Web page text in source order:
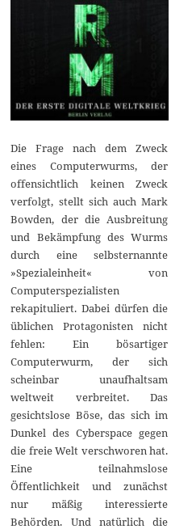
Die Frage nach dem Zweck
eines Computerwurms, der
offensichtlich keinen Zweck
verfolgt, stellt sich auch Mark
Bowden, der die Ausbreitung
und Bekämpfung des Wurms
durch eine selbsternannte
»Spezialeinheit« von
Computerspezialisten
rekapituliert. Dabei dürfen die
üblichen Protagonisten nicht
fehlen: Ein bösartiger
Computerwurm, der sich
scheinbar unaufhaltsam
weltweit verbreitet. Das
gesichtslose Böse, das sich im
Dunkel des Cyberspace gegen
die freie Welt verschworen hat.
Eine teilnahmslose
Öffentlichkeit und zunächst
nur mäßig interessierte
Behörden. Und natürlich die